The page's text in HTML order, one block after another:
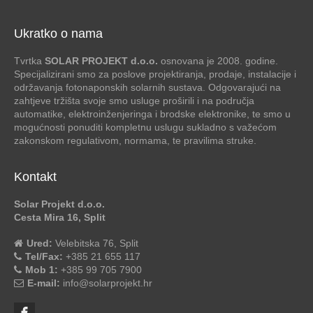
Ukratko o nama
Tvrtka SOLAR PROJEKT d.o.o. osnovana je 2008. godine.
Specijalizirani smo za poslove projektiranja, prodaje, instalacije i
održavanja fotonaponskih solarnih sustava. Odgovarajući na
zahtjeve tržišta svoje smo usluge proširili i na područja
automatike, elektroinženjeringa i brodske elektronike, te smo u
mogućnosti ponuditi kompletnu uslugu sukladno s važećom
zakonskom regulativom, normama, te pravilima struke.
Kontakt
Solar Projekt d.o.o.
Cesta Mira 16, Split
Ured: Velebitska 76, Split
Tel/Fax: +385 21 655 117
Mob 1: +385 99 705 7900
E-mail: info@solarprojekt.hr